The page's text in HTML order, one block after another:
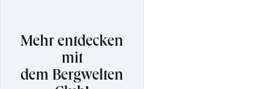
Mehr entdecken
mit
dem Bergwelten